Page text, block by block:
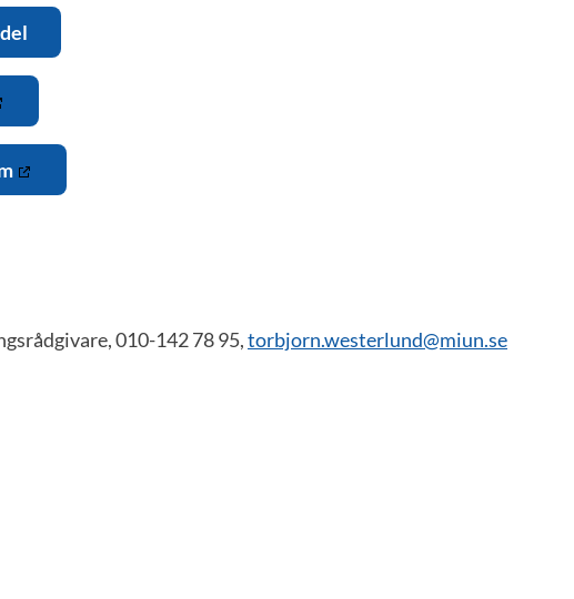
010-142 78 95,torbjorn.westerlund@miun.se